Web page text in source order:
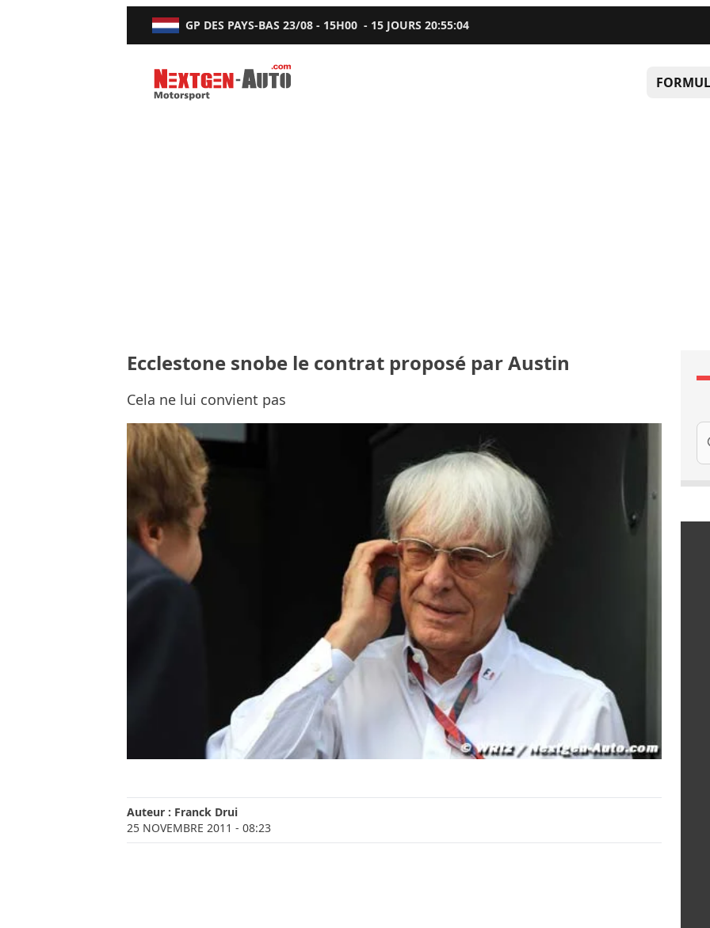
GP DES PAYS-BAS 23/08 - 15H00 - 15 JOURS20:55:03
Nextgen-Auto.com
Ecclestone snobe le contrat proposé par Austin
Cela ne lui convient pas
Auteur : Franck Drui
25 NOVEMBRE 2011 - 08:23